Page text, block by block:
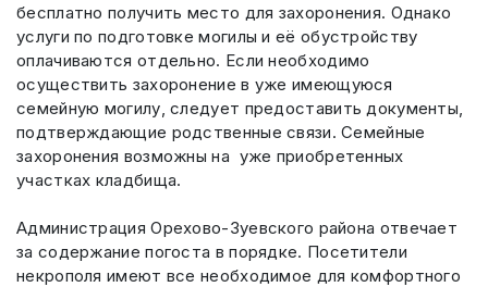
бесплатно получить место для захоронения. Однако
услуги по подготовке могилы и её обустройству
оплачиваются отдельно. Если необходимо
осуществить захоронение в уже имеющуюся
семейную могилу, следует предоставить документы,
подтверждающие родственные связи. Семейные
захоронения возможны на уже приобретенных
участках кладбища.
Администрация Орехово-Зуевского района отвечает
за содержание погоста в порядке. Посетители
некрополя имеют все необходимое для комфортного